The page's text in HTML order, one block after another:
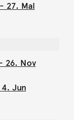
27. Mai
26. Nov
Jun